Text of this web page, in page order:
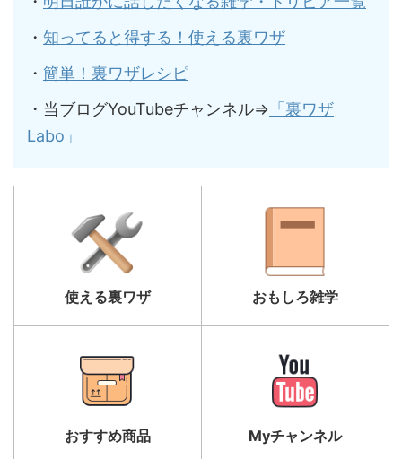
・ 知ってると得する！使える裏ワザ
・ 簡単！裏ワザレシピ
・当ブログYouTubeチャンネル⇒ 「裏ワザ
Labo」
使える裏ワザ おもしろ雑学
おすすめ商品 Myチャンネル